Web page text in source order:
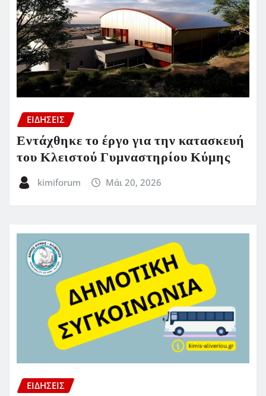
ΕΙΔΗΣΕΙΣ
Εντάχθηκε το έργο για την κατασκευή
του Κλειστού Γυμναστηρίου Κύμης
kimiforum Μάι 20, 2026
ΕΙΔΗΣΕΙΣ